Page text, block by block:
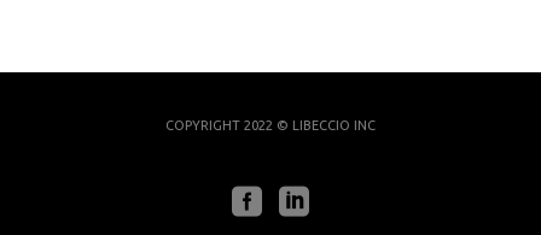
COPYRIGHT 2022 © LIBECCIO INC